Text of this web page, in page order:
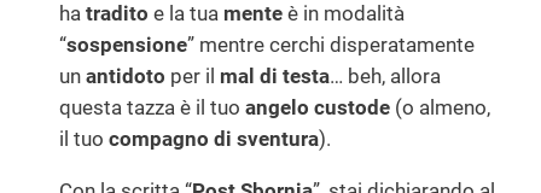
ha tradito e la tua menteè in modalità
“sospensione” mentre cerchi disperatamente
un antidoto per il mal di testa… beh, allora
questa tazza è il tuo angelo custode(o almeno,
il tuo compagno di sventura).